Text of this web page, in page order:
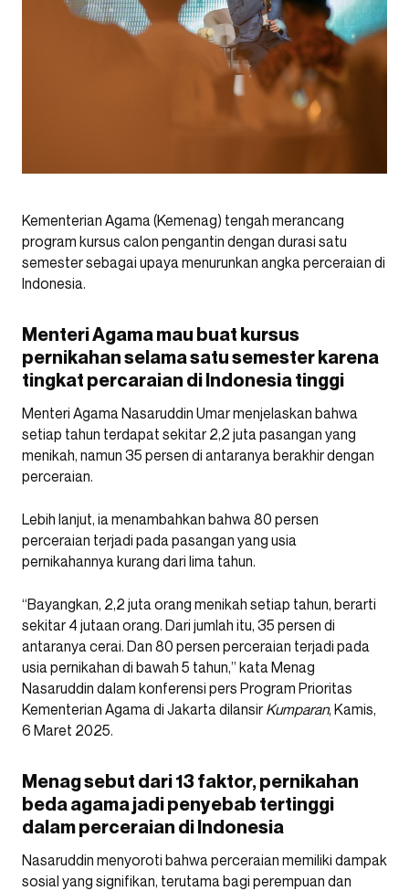
Kementerian Agama (Kemenag) tengah merancang
program kursus calon pengantin dengan durasi satu
semester sebagai upaya menurunkan angka perceraian di
Indonesia.
Menteri Agama mau buat kursus
pernikahan selama satu semester karena
tingkat percaraian di Indonesia tinggi
Menteri Agama Nasaruddin Umar menjelaskan bahwa
setiap tahun terdapat sekitar 2,2 juta pasangan yang
menikah, namun 35 persen di antaranya berakhir dengan
perceraian.
Lebih lanjut, ia menambahkan bahwa 80 persen
perceraian terjadi pada pasangan yang usia
pernikahannya kurang dari lima tahun.
“Bayangkan, 2,2 juta orang menikah setiap tahun, berarti
sekitar 4 jutaan orang. Dari jumlah itu, 35 persen di
antaranya cerai. Dan 80 persen perceraian terjadi pada
usia pernikahan di bawah 5 tahun,” kata Menag
Nasaruddin dalam konferensi pers Program Prioritas
Kementerian Agama di Jakarta dilansir Kumparan, Kamis,
6 Maret 2025.
Menag sebut dari 13 faktor, pernikahan
beda agama jadi penyebab tertinggi
dalam perceraian di Indonesia
Nasaruddin menyoroti bahwa perceraian memiliki dampak
sosial yang signifikan, terutama bagi perempuan dan